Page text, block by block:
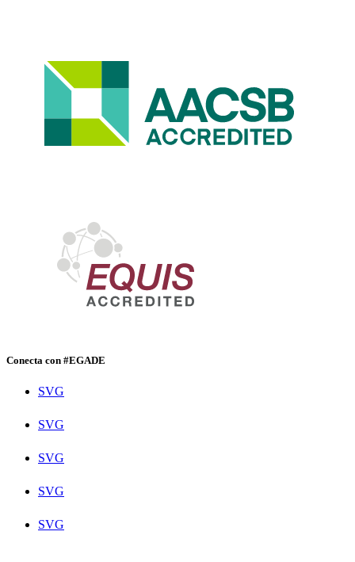
Conecta con #EGADE
SVG
SVG
SVG
SVG
SVG